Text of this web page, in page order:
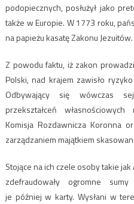
podopiecznych, posłużył jako
także w Europie. W 1773 roku,
na papieżu kasatę Zakonu Jezuitów.
Z powodu faktu, iż zakon
Polski, nad krajem zawisło
Odbywający się wówczas
przekształceń
Komisja Rozdawnicza Koronna
zarządzaniem majątkiem
Stojące na ich czele osoby takie
zdefraudowały ogromne
je później w karty. Wysłani w